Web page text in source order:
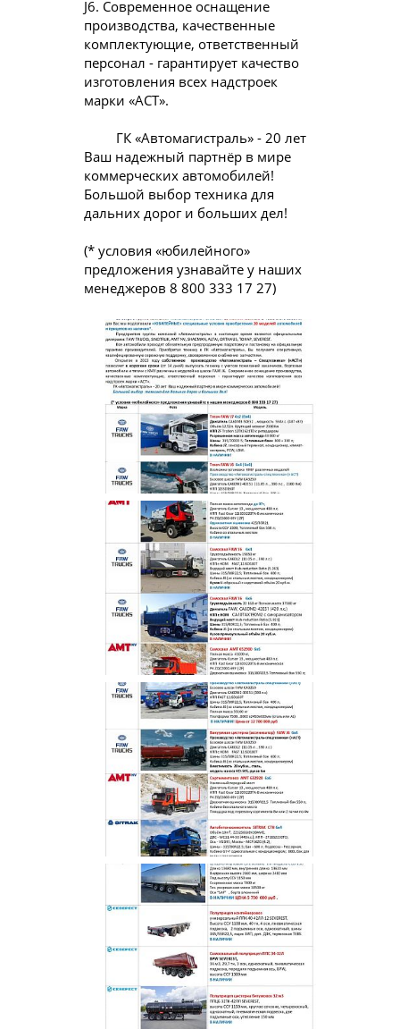
J6. Современное оснащение
производства, качественные
комплектующие, ответственный
персонал - гарантирует качество
изготовления всех надстроек
марки «АСТ».
ГК «Автомагистраль» - 20 лет
Ваш надежный партнёр в мире
коммерческих автомобилей!
Большой выбор техника для
дальних дорог и больших дел!
(* условия «юбилейного»
предложения узнавайте у наших
менеджеров 8 800 333 17 27)